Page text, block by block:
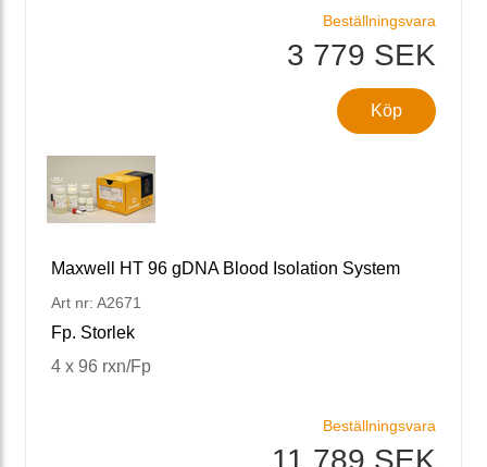
Beställningsvara
3 779 SEK
Köp
Maxwell HT 96 gDNA Blood Isolation System
Art nr: A2671
Fp. Storlek
4 x 96 rxn/Fp
Beställningsvara
11 789 SEK